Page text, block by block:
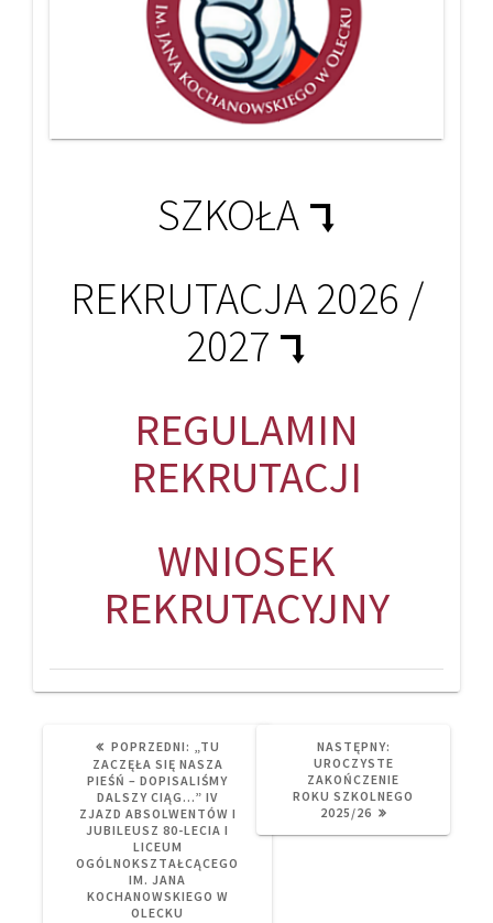
SZKOŁA ⮧
REKRUTACJA 2026 /
2027 ⮧
REGULAMIN
REKRUTACJI
WNIOSEK
REKRUTACYJNY
POPRZEDNI:
PREVIOUS
POST:
„TU
ZACZĘŁA SIĘ NASZA
PIEŚŃ – DOPISALIŚMY
DALSZY CIĄG…” IV
ZJAZD ABSOLWENTÓW I
JUBILEUSZ 80-LECIA I
LICEUM
OGÓLNOKSZTAŁCĄCEGO
IM. JANA
KOCHANOWSKIEGO W
OLECKU
NASTĘPNY:
POST:
UROCZYSTE
ZAKOŃCZENIE
ROKU SZKOLNEGO
2025/26